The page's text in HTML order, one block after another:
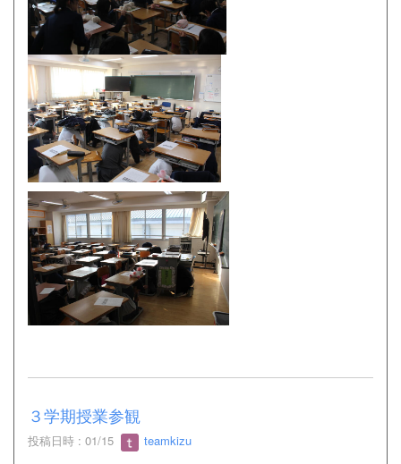
３学期授業参観
投稿日時 : 01/15 teamkizu